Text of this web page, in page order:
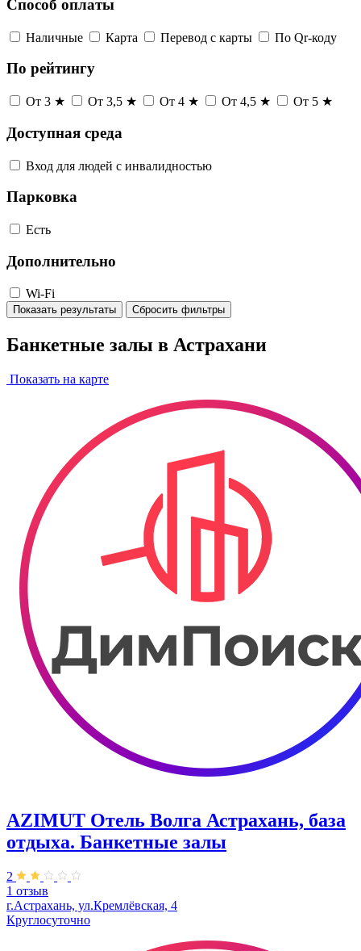
Способ оплаты
Наличные Карта Перевод с карты По Qr-коду
По рейтингу
От 3 ★ От 3,5 ★ От 4 ★ От 4,5 ★ От 5 ★
Доступная среда
Вход для людей с инвалидностью
Парковка
Есть
Дополнительно
Wi-Fi
Показать результаты Сбросить фильтры
Банкетные залы в Астрахани
Показать на карте
AZIMUT Отель Волга Астрахань, база
отдыха. Банкетные залы
2
1 отзыв
г.Астрахань, ул.Кремлёвская, 4
Круглосуточно